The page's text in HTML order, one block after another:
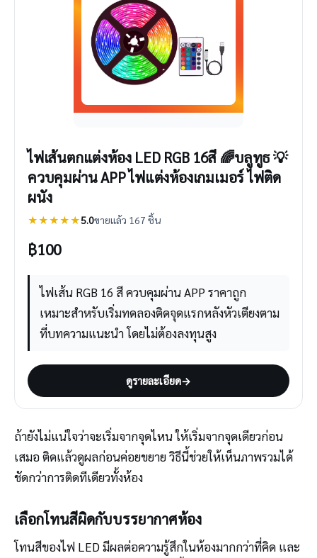
ไฟเส้นตกแต่งห้อง LED RGB 16สี 🌈บลูทูธ 💡
ควบคุมผ่าน APP ไฟแต่งห้องเกมเมอร์ ไฟติด
ผนัง
★★★★★5.0ขายแล้ว 167 ชิ้น
฿100
ไฟเส้น RGB 16 สี ควบคุมผ่าน APP ราคาถูก
เหมาะสำหรับเริ่มทดลองติดจุดแรกหลังหัวเตียงตาม
ที่บทความแนะนำ โดยไม่ต้องลงทุนสูง
ดูรายละเอียด→
ถ้ายังไม่แน่ใจว่าจะเริ่มจากจุดไหน ให้เริ่มจากจุดเดียวก่อน
เสมอ ติดแล้วดูผลก่อนค่อยขยาย วิธีนี้ช่วยให้เห็นภาพรวมได้
ชัดกว่าการติดทีเดียวทั้งห้อง
เลือกโทนสีผิดกับบรรยากาศห้อง
โทนสีของไฟ LED มีผลต่อความรู้สึกในห้องมากกว่าที่คิด และ